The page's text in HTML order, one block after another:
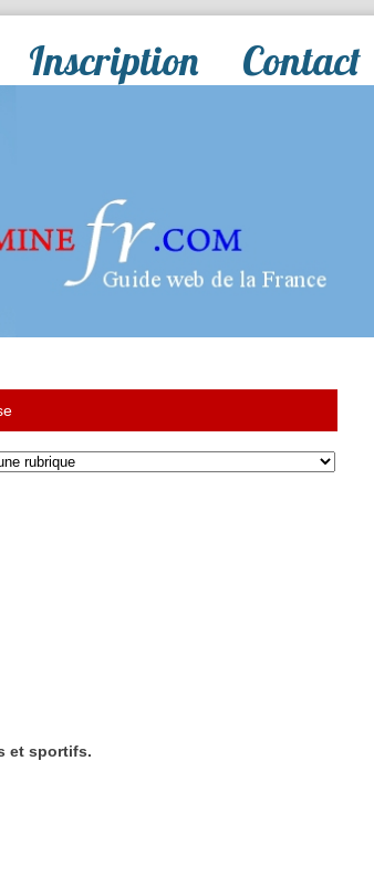
Inscription Contact
et sportifs.